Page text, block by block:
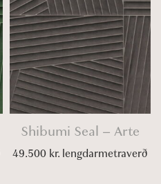
Shibumi Seal – Arte
49.500 kr. lengdarmetraverð